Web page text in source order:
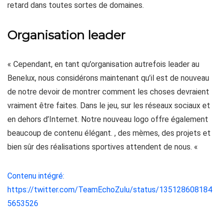
retard dans toutes sortes de domaines.
Organisation leader
« Cependant, en tant qu’organisation autrefois leader au
Benelux, nous considérons maintenant qu’il est de nouveau
de notre devoir de montrer comment les choses devraient
vraiment être faites. Dans le jeu, sur les réseaux sociaux et
en dehors d’Internet. Notre nouveau logo offre également
beaucoup de contenu élégant. , des mèmes, des projets et
bien sûr des réalisations sportives attendent de nous. «
Contenu intégré:
https://twitter.com/TeamEchoZulu/status/135128608184
5653526